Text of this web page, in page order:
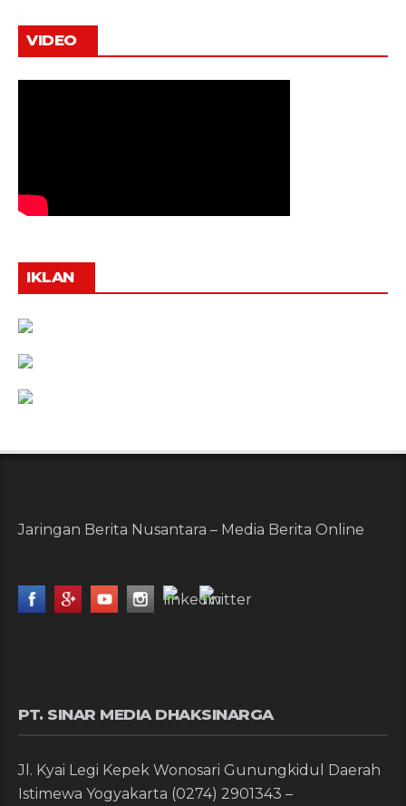
VIDEO
IKLAN
Jaringan Berita Nusantara – Media Berita Online
PT. SINAR MEDIA DHAKSINARGA
Jl. Kyai Legi Kepek Wonosari Gunungkidul Daerah
Istimewa Yogyakarta (0274) 2901343 –